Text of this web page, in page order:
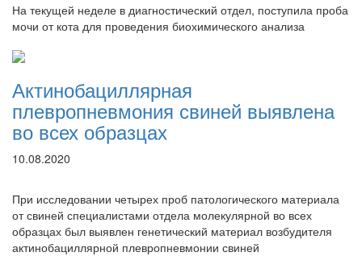
На текущей неделе в диагностический отдел, поступила проба
мочи от кота для проведения биохимического анализа
Актинобациллярная
плевропневмония свиней выявлена
во всех образцах
10.08.2020
При исследовании четырех проб патологического материала
от свиней специалистами отдела молекулярной во всех
образцах был выявлен генетический материал возбудителя
актинобациллярной плевропневмонии свиней